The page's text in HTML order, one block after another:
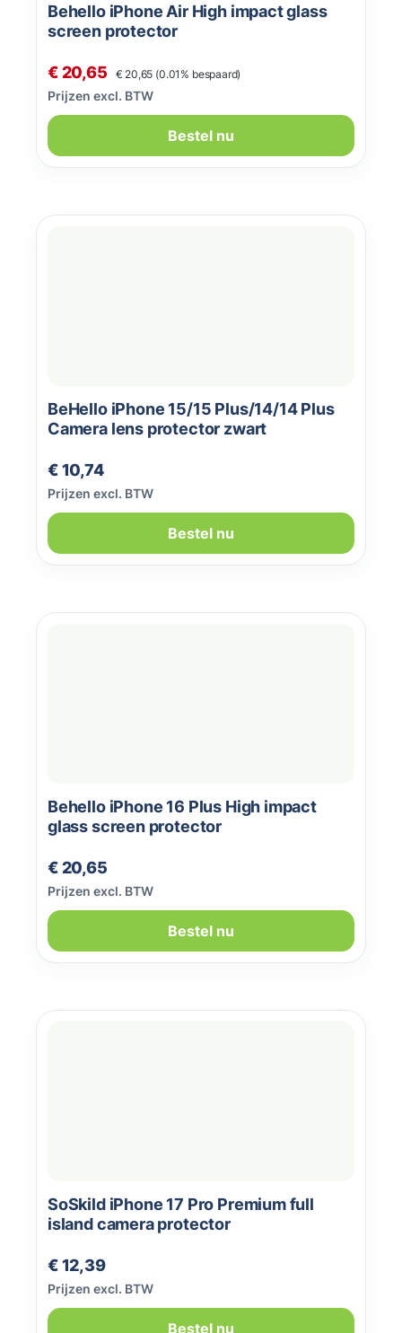
Behello iPhone Air High impact glass
screen protector
Verkoopprijs:
€ 20,65 Normale prijs:
€ 20,65 (0.01% bespaard)
Prijzen excl. BTW
Bestel nu
BeHello iPhone 15/15 Plus/14/14 Plus
Camera lens protector zwart
Normale prijs:
€ 10,74
Prijzen excl. BTW
Bestel nu
Behello iPhone 16 Plus High impact
glass screen protector
Normale prijs:
€ 20,65
Prijzen excl. BTW
Bestel nu
SoSkild iPhone 17 Pro Premium full
island camera protector
Normale prijs:
€ 12,39
Prijzen excl. BTW
Bestel nu